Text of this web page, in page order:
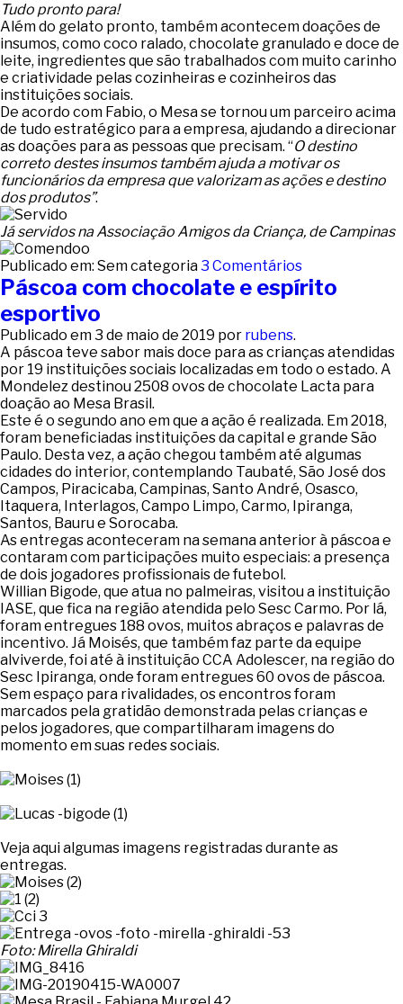
Tudo pronto para!
Além do gelato pronto, também acontecem doações de
insumos, como coco ralado, chocolate granulado e doce de
leite, ingredientes que são trabalhados com muito carinho
e criatividade pelas cozinheiras e cozinheiros das
instituições sociais.
De acordo com Fabio, o Mesa se tornou um parceiro acima
de tudo estratégico para a empresa, ajudando a direcionar
as doações para as pessoas que precisam. “O destino
correto destes insumos também ajuda a motivar os
funcionários da empresa que valorizam as ações e destino
dos produtos”.
Já servidos na Associação Amigos da Criança, de Campinas
Publicado em: Sem categoria3 Comentários
Páscoa com chocolate e espírito
esportivo
Publicado em3 de maio de 2019 por rubens.
A páscoa teve sabor mais doce para as crianças atendidas
por 19 instituições sociais localizadas em todo o estado. A
Mondelez destinou 2508 ovos de chocolate Lacta para
doação ao Mesa Brasil.
Este é o segundo ano em que a ação é realizada. Em 2018,
foram beneficiadas instituições da capital e grande São
Paulo. Desta vez, a ação chegou também até algumas
cidades do interior, contemplando Taubaté, São José dos
Campos, Piracicaba, Campinas, Santo André, Osasco,
Itaquera, Interlagos, Campo Limpo, Carmo, Ipiranga,
Santos, Bauru e Sorocaba.
As entregas aconteceram na semana anterior à páscoa e
contaram com participações muito especiais: a presença
de dois jogadores profissionais de futebol.
Willian Bigode, que atua no palmeiras, visitou a instituição
IASE, que fica na região atendida pelo Sesc Carmo. Por lá,
foram entregues 188 ovos, muitos abraços e palavras de
incentivo. Já Moisés, que também faz parte da equipe
alviverde, foi até à instituição CCA Adolescer, na região do
Sesc Ipiranga, onde foram entregues 60 ovos de páscoa.
Sem espaço para rivalidades, os encontros foram
marcados pela gratidão demonstrada pelas crianças e
pelos jogadores, que compartilharam imagens do
momento em suas redes sociais.
Veja aqui algumas imagens registradas durante as
entregas.
Foto: Mirella Ghiraldi